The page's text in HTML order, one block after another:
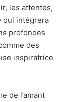
les attentes,
qui intégrera
profondes
des
inspiratrice
de l’amant